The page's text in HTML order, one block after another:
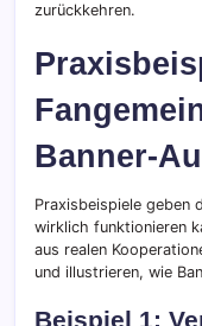
zurückkehren.
Banner-
Praxisbeispiele geben
wirklich funktionieren
aus realen
und illustrieren, wie
Beispiel 1: